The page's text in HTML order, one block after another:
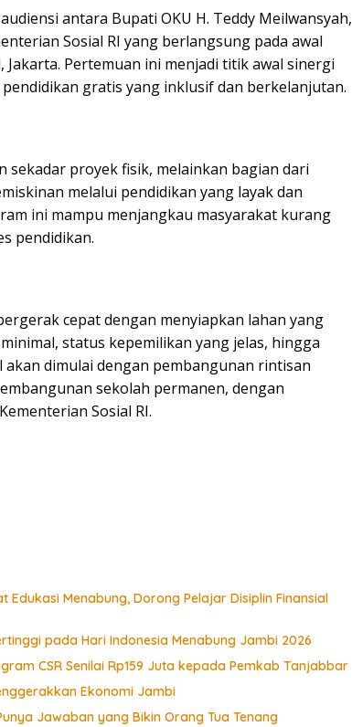
antara Bupati OKU H. Teddy Meilwansyah,
Sosial RI yang berlangsung pada awal
Pertemuan ini menjadi titik awal sinergi
gratis yang inklusif dan berkelanjutan.
sekadar proyek fisik, melainkan bagian dari
melalui pendidikan yang layak dan
ini mampu menjangkau masyarakat kurang
pendidikan.
cepat dengan menyiapkan lahan yang
status kepemilikan yang jelas, hingga
akan dimulai dengan pembangunan rintisan
sekolah permanen, dengan
Sosial RI.
Edukasi Menabung, Dorong Pelajar Disiplin Finansial
pada Hari Indonesia Menabung Jambi 2026
CSR Senilai Rp159 Juta kepada Pemkab Tanjabbar
Ekonomi Jambi
Jawaban yang Bikin Orang Tua Tenang